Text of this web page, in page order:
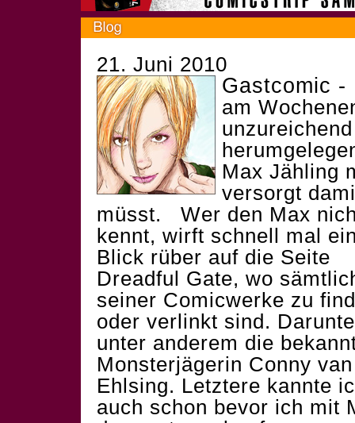
21. Juni 2010
Gastcomic -
am
Max Jähling
versorgt
müsst. Wer den Max
kennt, wirft schnell mal
Blick rüber auf die Seite
Dreadful Gate, wo
seiner Comicwerke zu
oder verlinkt sind.
unter anderem die
Monsterjägerin Conny van
Ehlsing. Letztere kannte
auch schon bevor ich mit